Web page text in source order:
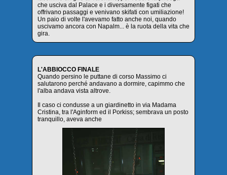
che usciva dal Palace e i diversamente figati che
offrivano passaggi e venivano skifati con umiliazione!
Un paio di volte l'avevamo fatto anche noi, quando
uscivamo ancora con Napalm... è la ruota della vita che
gira.
L'ABBIOCCO FINALE
Quando persino le puttane di corso Massimo ci
salutarono perché andavano a dormire, capimmo che
l'alba andava vista altrove.
Il caso ci condusse a un giardinetto in via Madama
Cristina, tra l'Aginform ed il Porkiss; sembrava un posto
tranquillo, aveva anche